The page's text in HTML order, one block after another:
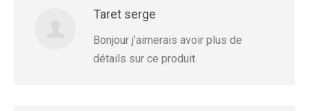
Taret serge
Bonjour j’aimerais avoir plus de
détails sur ce produit.